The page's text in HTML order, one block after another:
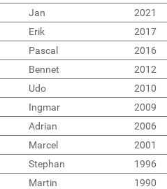
Jan
2021
Erik
2017
Pascal
2016
Bennet
2012
Udo
2010
Ingmar
2009
Adrian
2006
Marcel
2001
Stephan
1996
Martin
1990